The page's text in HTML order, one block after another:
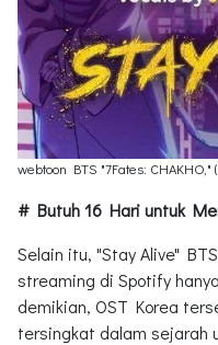
webtoon BTS "7Fates:
# Butuh 16 Hari untuk
Selain itu, "Stay Alive"
streaming di Spotify
demikian, OST Korea
tersingkat dalam sejarah